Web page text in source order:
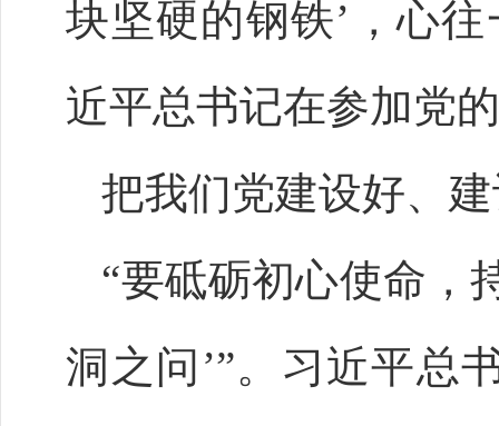
块坚硬的钢铁’，心
近平总书记在参加党
把我们党建设好、
“要砥砺初心使命，
洞之问’”。习近平总